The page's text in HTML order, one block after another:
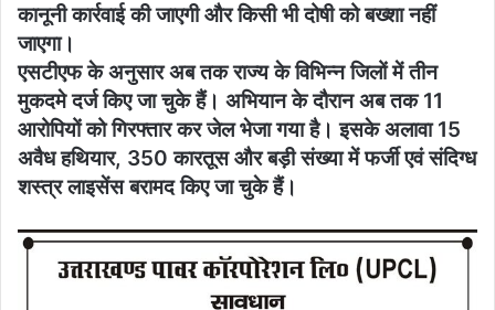
कानूनी कार्रवाई की जाएगी और किसी भी दोषी को बख्शा नहीं
जाएगा।
एसटीएफ के अनुसार अब तक राज्य के विभिन्न जिलों में तीन
मुकदमे दर्ज किए जा चुके हैं। अभियान के दौरान अब तक 11
आरोपियों को गिरफ्तार कर जेल भेजा गया है। इसके अलावा 15
अवैध हथियार, 350 कारतूस और बड़ी संख्या में फर्जी एवं संदिग्ध
शस्त्र लाइसेंस बरामद किए जा चुके हैं।